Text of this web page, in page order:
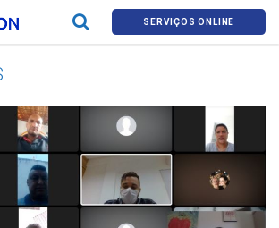
SERVIÇOS ONLINE